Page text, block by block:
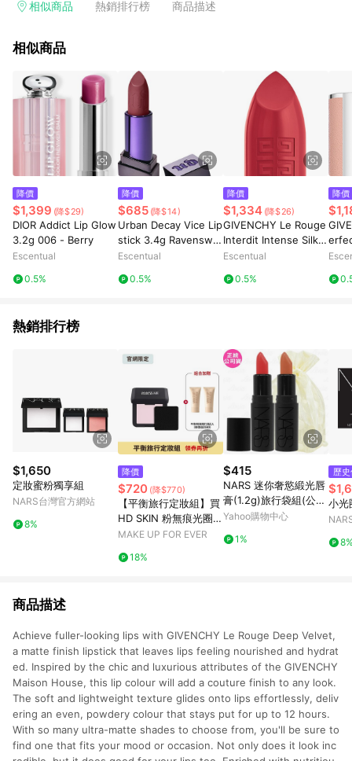
用未授權優惠碼不符合贈點資格。6. 點數發送依據及返點上限將
不符合贈點資格。
相似商品 熱銷排行榜 商品描述
相似商品
降價
$1,399 (降$29)
DIOR Addict Lip Glow
3.2g 006 - Berry
Escentual
0.5%
降價
$685 (降$14)
Urban Decay Vice Lip
stick 3.4g Ravenswo
od (C)
Escentual
0.5%
降價
$1,334 (降$26)
GIVENCHY Le Rouge
Interdit Intense Silk
3.4g 227 - Rouge Inf
Escentual
0.5%
降價
熱銷排行榜
$1,650
定妝蜜粉獨享組
NARS台灣官方網站
8%
降價
$720 (降$770)
【平衡旅行定妝組】買
HD SKIN 粉無痕光圈蜜
粉餅4.5g 贈 HD SKIN
隨行瓶5ml兩入 - MAK
MAKE UP FOR EVER
18%
$415
NARS 迷你奢慾緞光唇
膏(1.2g)旅行袋組(公司
貨)
Yahoo購物中心
1%
歷
小光
商品描述
Achieve fuller-looking lips with GIVENCHY Le Rouge Deep Velvet,
a matte finish lipstick that leaves lips feeling nourished and hydrat
ed. Inspired by the chic and luxurious attributes of the GIVENCHY
Maison House, this lip colour will add a couture finish to any look.
The soft and lightweight texture glides onto lips effortlessly, deliv
ering an even, powdery colour that stays put for up to 12 hours.
With so many ultra-matte shades to choose from, you'll be sure to
find one that fits your mood or occasion. Not only does it look inc